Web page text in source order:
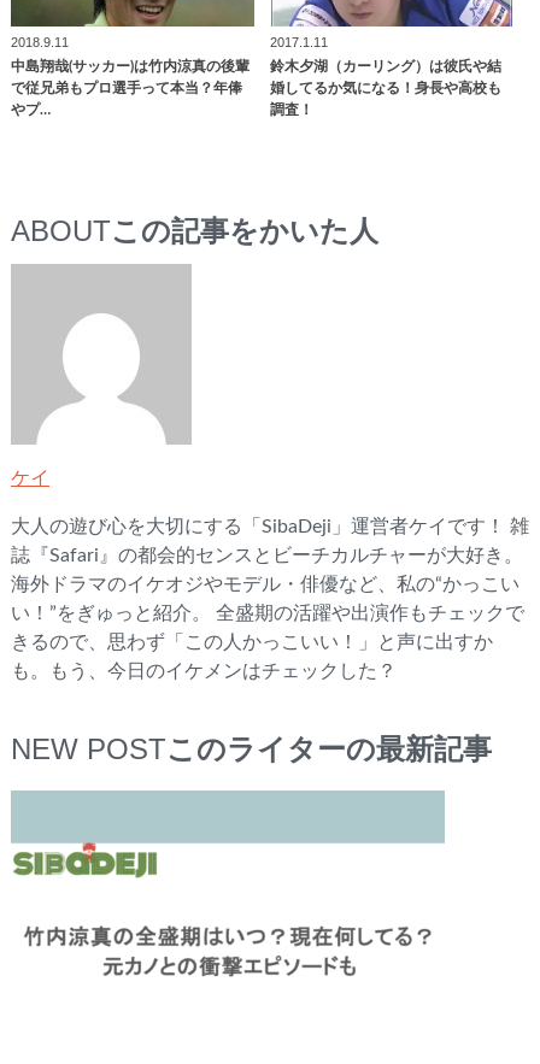
2018.9.11
中島翔哉(サッカー)は竹内涼真の後輩
で従兄弟もプロ選手って本当？年俸
やプ…
2017.1.11
鈴木夕湖（カーリング）は彼氏や結
婚してるか気になる！身長や高校も
調査！
ABOUTこの記事をかいた人
ケイ
大人の遊び心を大切にする「SibaDeji」運営者ケイです！ 雑
誌『Safari』の都会的センスとビーチカルチャーが大好き。
海外ドラマのイケオジやモデル・俳優など、私の“かっこい
い！”をぎゅっと紹介。 全盛期の活躍や出演作もチェックで
きるので、思わず「この人かっこいい！」と声に出すか
も。もう、今日のイケメンはチェックした？
NEW POSTこのライターの最新記事